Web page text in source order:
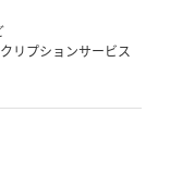
リプションサービス